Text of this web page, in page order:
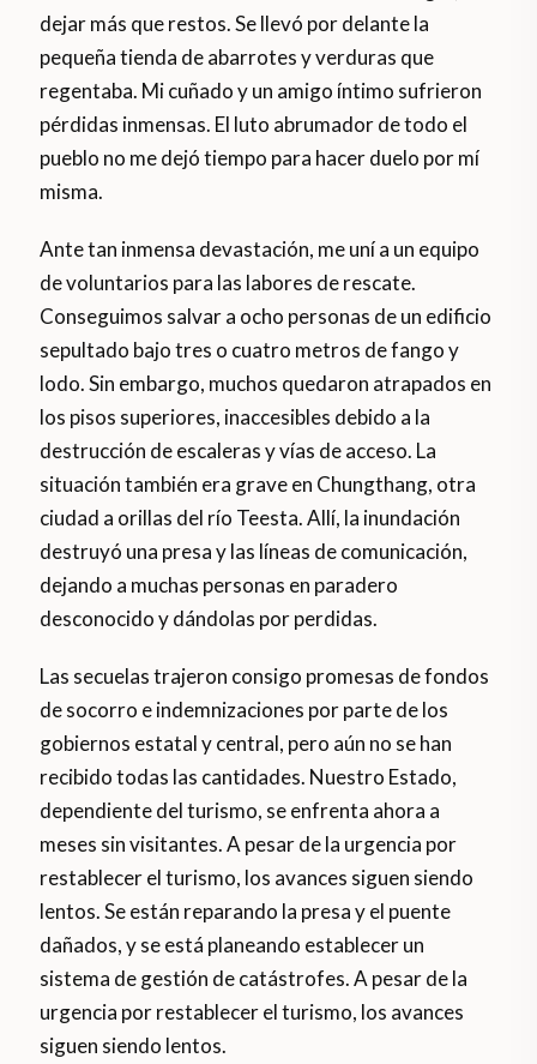
dejar más que restos. Se llevó por delante la
pequeña tienda de abarrotes y verduras que
regentaba. Mi cuñado y un amigo íntimo sufrieron
pérdidas inmensas. El luto abrumador de todo el
pueblo no me dejó tiempo para hacer duelo por mí
misma.
Ante tan inmensa devastación, me uní a un equipo
de voluntarios para las labores de rescate.
Conseguimos salvar a ocho personas de un edificio
sepultado bajo tres o cuatro metros de fango y
lodo. Sin embargo, muchos quedaron atrapados en
los pisos superiores, inaccesibles debido a la
destrucción de escaleras y vías de acceso. La
situación también era grave en Chungthang, otra
ciudad a orillas del río Teesta. Allí, la inundación
destruyó una presa y las líneas de comunicación,
dejando a muchas personas en paradero
desconocido y dándolas por perdidas.
Las secuelas trajeron consigo promesas de fondos
de socorro e indemnizaciones por parte de los
gobiernos estatal y central, pero aún no se han
recibido todas las cantidades. Nuestro Estado,
dependiente del turismo, se enfrenta ahora a
meses sin visitantes. A pesar de la urgencia por
restablecer el turismo, los avances siguen siendo
lentos. Se están reparando la presa y el puente
dañados, y se está planeando establecer un
sistema de gestión de catástrofes. A pesar de la
urgencia por restablecer el turismo, los avances
siguen siendo lentos.